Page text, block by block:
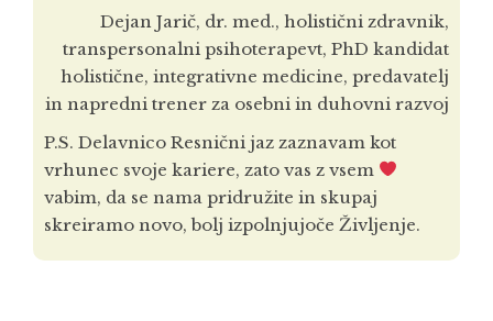
Dejan Jarič, dr. med., holistični zdravnik,
transpersonalni psihoterapevt, PhD kandidat
holistične, integrativne medicine, predavatelj
in napredni trener za osebni in duhovni razvoj
P.S. Delavnico Resnični jaz zaznavam kot
vrhunec svoje kariere, zato vas z vsem
vabim, da se nama pridružite in skupaj
skreiramo novo, bolj izpolnjujoče Življenje.